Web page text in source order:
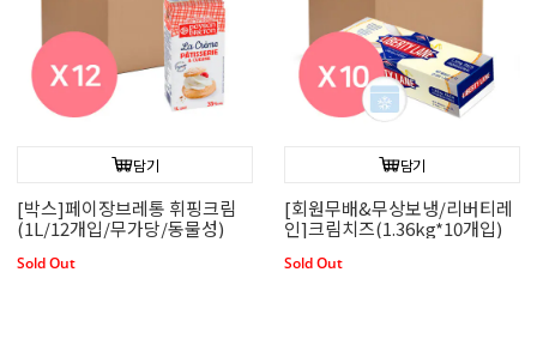
담기
[박스]페이장브레통 휘핑크림
(1L/12개입/무가당/동물성)
Sold Out
담기
[회원무배&무상보냉/리버티레
인]크림치즈(1.36kg*10개입)
Sold Out